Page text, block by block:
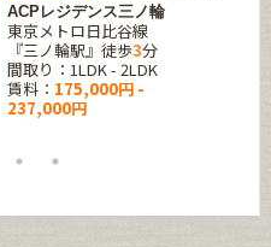
ACPレジデンス三ノ輪
東京メトロ日比谷線
『三ノ輪駅』徒歩3分
間取り：1LDK - 2LDK
賃料： 175,000円 -
237,000円